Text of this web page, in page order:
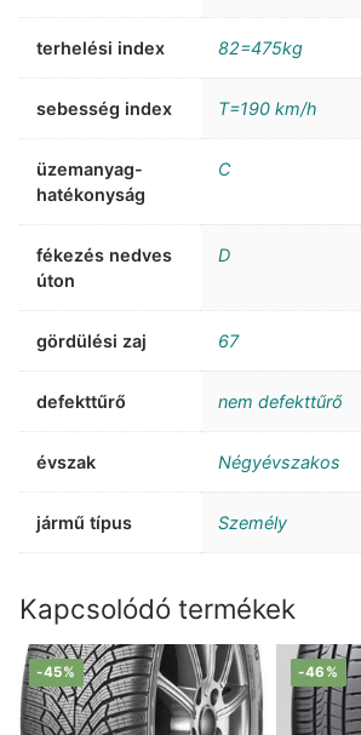
terhelési index 82=475kg
sebesség index T=190 km/h
üzemanyag-
hatékonyság
C
fékezés nedves
úton
D
gördülési zaj 67
defekttűrő nem defekttűrő
évszak Négyévszakos
jármű típus Személy
Kapcsolódó termékek
-45% -46%